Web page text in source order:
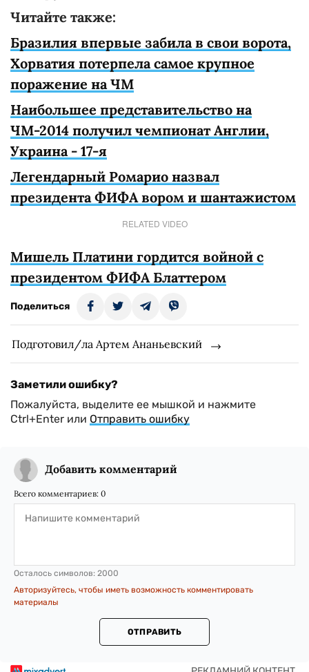
Читайте также:
Бразилия впервые забила в свои ворота,
Хорватия потерпела самое крупное
поражение на ЧМ
Наибольшее представительство на
ЧМ-2014 получил чемпионат Англии,
Украина - 17-я
Легендарный Ромарио назвал
президента ФИФА вором и шантажистом
RELATED VIDEO
Мишель Платини гордится войной с
президентом ФИФА Блаттером
Поделиться
Подготовил/ла Артем Ананьевский
Заметили ошибку?
Пожалуйста, выделите ее мышкой и нажмите
Ctrl+Enter или Отправить ошибку
Добавить комментарий
Всего комментариев: 0
Осталось символов: 2000
Авторизуйтесь, чтобы иметь возможность комментировать
материалы
ОТПРАВИТЬ